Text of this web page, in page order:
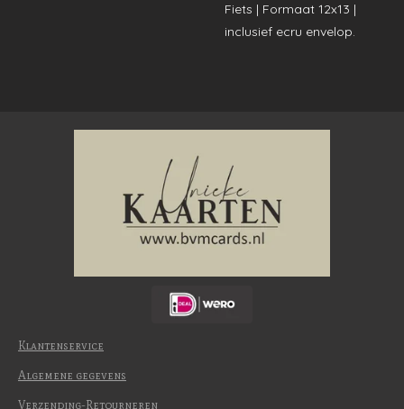
Fiets | Formaat 12x13 |
inclusief ecru envelop.
Klantenservice
Algemene gegevens
Verzending-Retourneren